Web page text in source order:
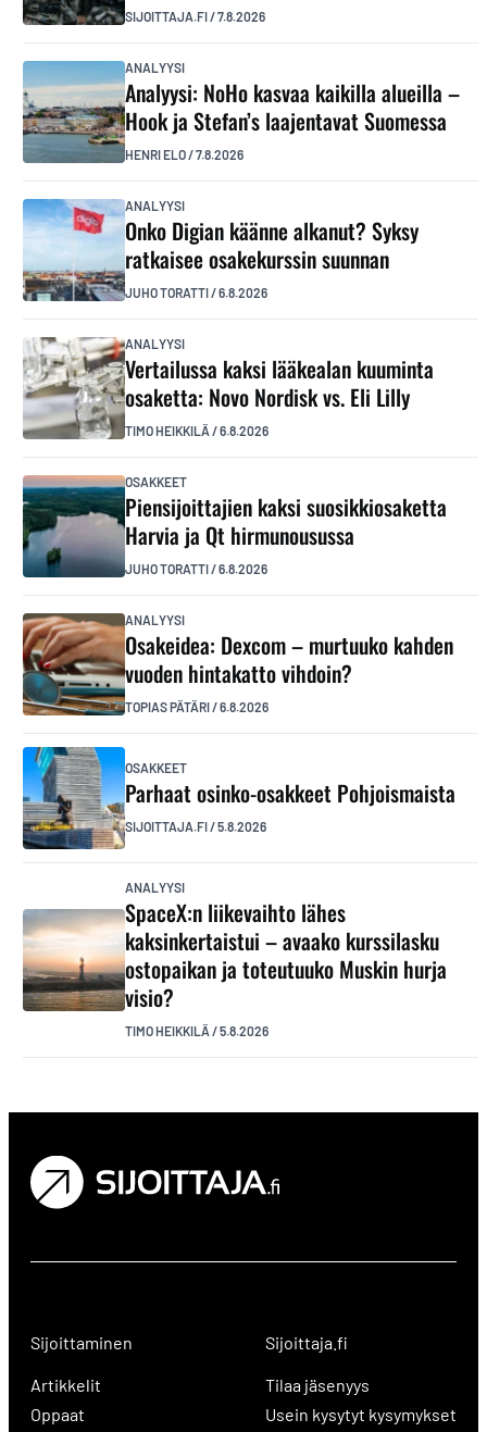
SIJOITTAJA.FI/7.8.2026
ANALYYSI
Analyysi: NoHo kasvaa kaikilla alueilla –
Hook ja Stefan’s laajentavat Suomessa
HENRI ELO/7.8.2026
ANALYYSI
Onko Digian käänne alkanut? Syksy
ratkaisee osakekurssin suunnan
JUHO TORATTI/6.8.2026
ANALYYSI
Vertailussa kaksi lääkealan kuuminta
osaketta: Novo Nordisk vs. Eli Lilly
TIMO HEIKKILÄ /6.8.2026
OSAKKEET
Piensijoittajien kaksi suosikkiosaketta
Harvia ja Qt hirmunousussa
JUHO TORATTI/6.8.2026
ANALYYSI
Osakeidea: Dexcom – murtuuko kahden
vuoden hintakatto vihdoin?
TOPIAS PÄTÄRI/6.8.2026
OSAKKEET
Parhaat osinko-osakkeet Pohjoismaista
SIJOITTAJA.FI/5.8.2026
ANALYYSI
SpaceX:n liikevaihto lähes
kaksinkertaistui – avaako kurssilasku
ostopaikan ja toteutuuko Muskin hurja
visio?
TIMO HEIKKILÄ /5.8.2026
Sijoittaminen
Artikkelit
Oppaat
Sijoittaja.fi
Tilaa jäsenyys
Usein kysytyt kysymykset